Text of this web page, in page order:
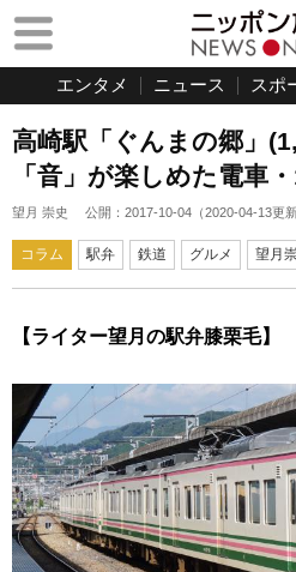
エンタメ ニュース スポ
高崎駅「ぐんまの郷」
「音」が楽しめた電車
望月 崇史 公開： 2017-10-04 （2020-04-13更新
コラム 駅弁 鉄道 グルメ 望月
【ライター望月の駅弁膝栗毛】